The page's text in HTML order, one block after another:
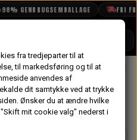
GENBRUGSEMBALLAGE FRI
Front
fra tredjeparter til at
til markedsføring og til at
anvendes af
dit samtykke ved at trykke
Ønsker du at ændre hvilke
mit cookie valg" nederst i